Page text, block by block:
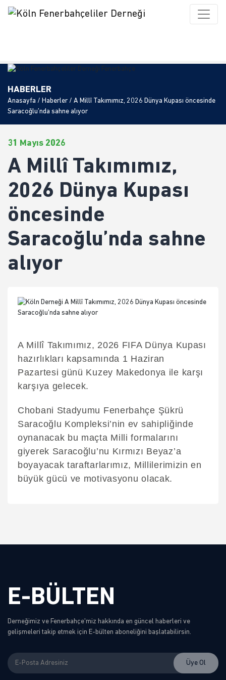
HABERLER
Anasayfa / Haberler / A Millî Takımımız, 2026 Dünya Kupası öncesinde
Saracoğlu’nda sahne alıyor
31 Mayıs 2026
A Millî Takımımız,
2026 Dünya Kupası
öncesinde
Saracoğlu’nda sahne
alıyor
A Millî Takımımız, 2026 FIFA Dünya Kupası
hazırlıkları kapsamında 1 Haziran
Pazartesi günü Kuzey Makedonya ile karşı
karşıya gelecek.
Chobani Stadyumu Fenerbahçe Şükrü
Saracoğlu Kompleksi’nin ev sahipliğinde
oynanacak bu maçta Milli formalarını
giyerek Saracoğlu’nu Kırmızı Beyaz’a
boyayacak taraftarlarımız, Millilerimizin en
büyük gücü ve motivasyonu olacak.
E-BÜLTEN
Derneğimiz ve Fenerbahçe'miz hakkında en güncel haberleri ve
gelişmeleri takip etmek için E-bülten aboneliğini başlatabilirsin.